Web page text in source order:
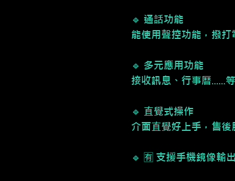
🔹 通話功能
能使用聲控功能，撥打
🔹 多元應用功能
接收訊息、行事曆......
🔹 直覺式操作
介面直覺好上手，售
🔹 🈶 支援手機鏡像輸